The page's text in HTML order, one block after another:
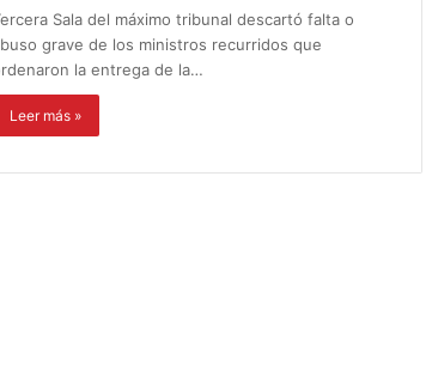
Sala del máximo tribunal descartó falta o
grave de los ministros recurridos que
la entrega de la…
Leer más »